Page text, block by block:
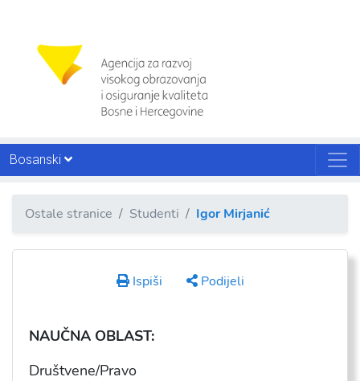
Bosanski
Ostale stranice Studenti Igor Mirjanić
Ispiši Podijeli
NAUČNA OBLAST:
Društvene/Pravo